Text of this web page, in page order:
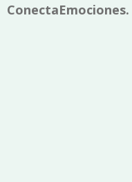
ConectaEmociones.